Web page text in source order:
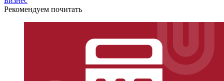
Рекомендуем почитать